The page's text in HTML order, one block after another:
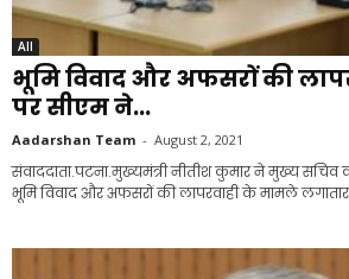
All
भूमि विवाद और अफसरों की
पर सीएम ने...
Aadarshan Team - August 2, 2021
संवाददाता.पटना.मुख्यमंत्री नीतीश कुमार ने मुख्य सचिव
भूमि विवाद और अफसरों की लापरवाही के मामले